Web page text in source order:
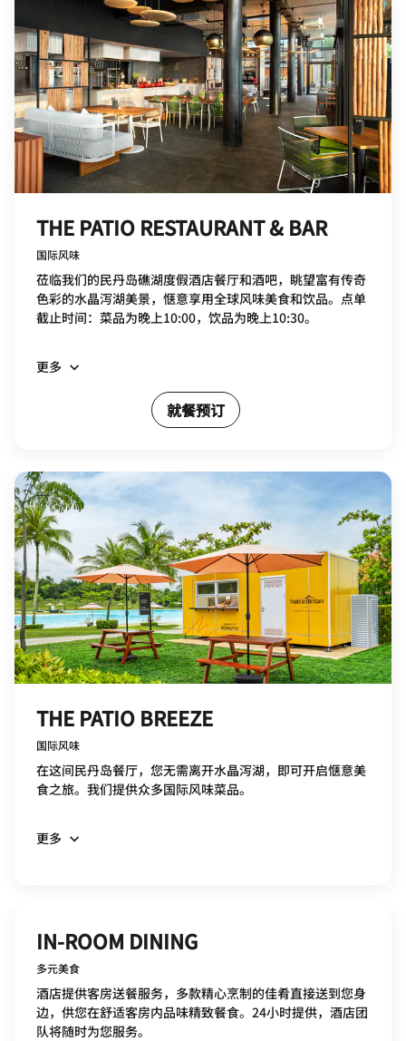
THE PATIO RESTAURANT & BAR
国际风味
莅临我们的民丹岛礁湖度假酒店餐厅和酒吧，眺望富有传奇
色彩的水晶泻湖美景，惬意享用全球风味美食和饮品。点单
截止时间：菜品为晚上10:00，饮品为晚上10:30。
更多
就餐预订
THE PATIO BREEZE
国际风味
在这间民丹岛餐厅，您无需离开水晶泻湖，即可开启惬意美
食之旅。我们提供众多国际风味菜品。
更多
IN-ROOM DINING
多元美食
酒店提供客房送餐服务，多款精心烹制的佳肴直接送到您身
边，供您在舒适客房内品味精致餐食。24小时提供，酒店团
队将随时为您服务。